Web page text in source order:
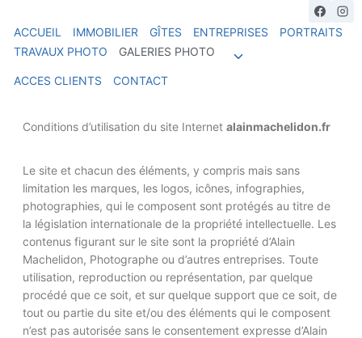
ACCUEIL IMMOBILIER GÎTES ENTREPRISES
PORTRAITS
TRAVAUX PHOTO
GALERIES PHOTO
ACCES CLIENTS CONTACT
Conditions d’utilisation du site Internetalainmachelidon.fr
Le site et chacun des éléments, y compris mais sans
limitation les marques, les logos, icônes, infographies,
photographies, qui le composent sont protégés au titre de
la législation internationale de la propriété intellectuelle. Les
contenus figurant sur le site sont la propriété d’Alain
Machelidon, Photographe ou d’autres entreprises. Toute
utilisation, reproduction ou représentation, par quelque
procédé que ce soit, et sur quelque support que ce soit, de
tout ou partie du site et/ou des éléments qui le composent
n’est pas autorisée sans le consentement expresse d’Alain